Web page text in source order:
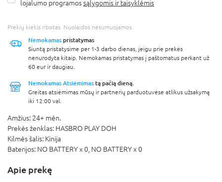
lojalumo programossąlygomis ir taisyklėmis
Prekių kiekis ribotas. Nuolaidos nesumuojamos.
Nemokamas pristatymas
Siuntą pristatysime per 1-3 darbo dienas, jeigu prie prekės
nenurodyta kitaip. Nemokamas pristatymas į paštomatus perkant už
60 eur ir daugiau.
Nemokamas Atsiėmimas tą pačią dieną.
Greitas atsiėmimas mūsų ir partnerių parduotuvėse atlikus užsakymą
iki 12:00 val.
Amžius: 24+ mėn.
Prekės ženklas: HASBRO PLAY DOH
Kilmės šalis: Kinija
Baterijos: NO BATTERY x 0, NO BATTERY x 0
Apie prekę